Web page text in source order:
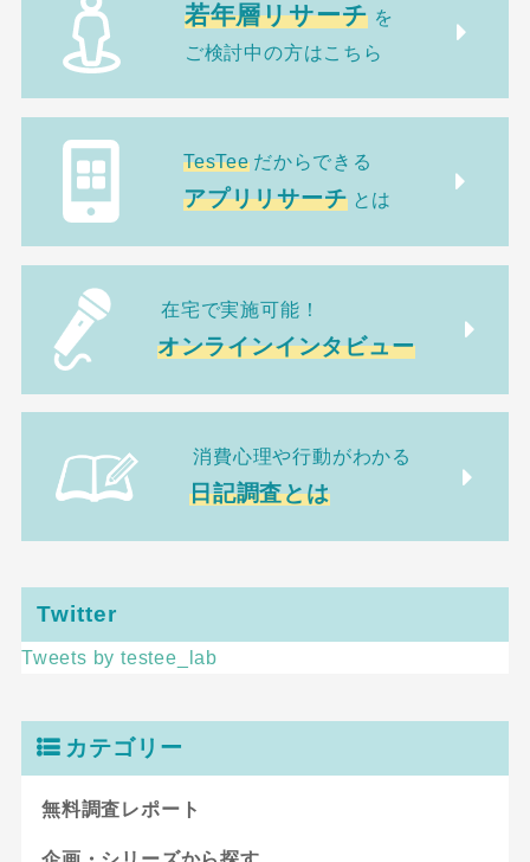
若年層リサーチ を
ご検討中の方はこちら
TesTee だからできる
アプリリサーチ とは
在宅で実施可能！
オンラインインタビュー
消費心理や行動がわかる
日記調査とは
Twitter
Tweets by testee_lab
カテゴリー
無料調査レポート